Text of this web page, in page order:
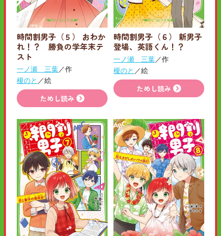
時間割男子（５） おわか
れ！？ 勝負の学年末テ
スト
一ノ瀬 三葉／作
榎のと ／絵
ためし読み
時間割男子（６） 新男子
登場、英語くん！？
一ノ瀬 三葉／作
榎のと ／絵
ためし読み